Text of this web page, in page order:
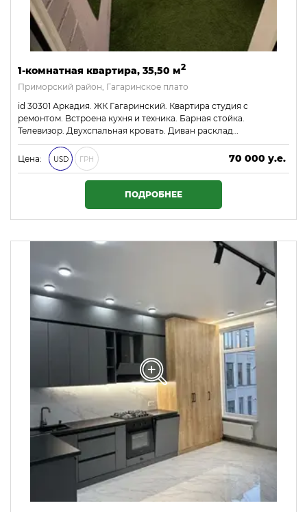
1-комнатная квартира, 35,50 м2
Приморский район, Гагаринское плато
id 30301 Аркадия. ЖК Гагаринский. Квартира студия с
ремонтом. Встроена кухня и техника. Барная стойка.
Телевизор. Двухспальная кровать. Диван расклад…
Цена: USD ГРН
70 000 у.е.
3 010 000 ₴
ПОДРОБНЕЕ